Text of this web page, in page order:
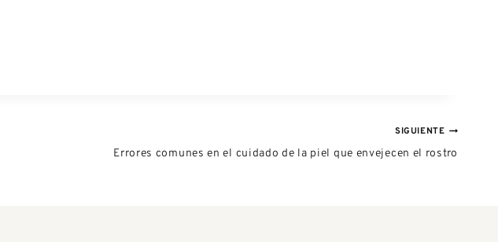
SIGUIENTE
Errores comunes en el cuidado de la piel que envejecen el rostro